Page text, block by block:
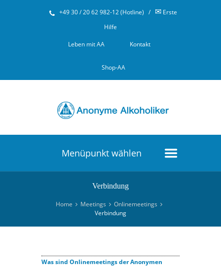
+49 30 / 20 62 982-12 (Hotline) / ✉Erste
Hilfe
Leben mit AA Kontakt
Shop-AA
Menüpunkt wählen
Verbindung
Home Meetings
Onlinemeetings
Verbindung
Was sind Onlinemeetings der Anonymen